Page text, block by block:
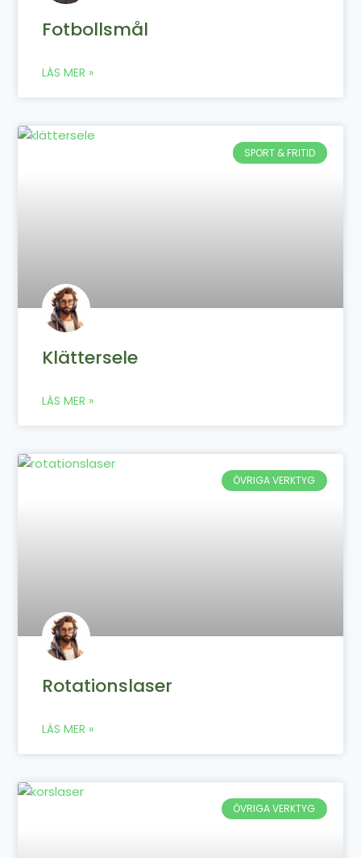
Fotbollsmål
LÄS MER »
SPORT & FRITID
Klättersele
LÄS MER »
ÖVRIGA VERKTYG
Rotationslaser
LÄS MER »
ÖVRIGA VERKTYG